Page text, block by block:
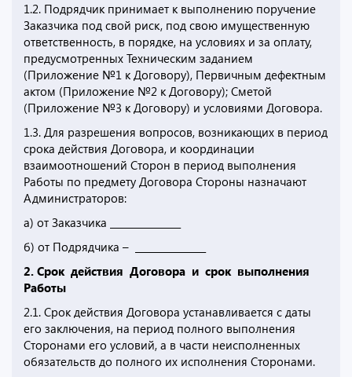
1.2. Подрядчик принимает к выполнению поручение
Заказчика под свой риск, под свою имущественную
ответственность, в порядке, на условиях и за оплату,
предусмотренных Техническим заданием
(Приложение №1 к Договору), Первичным дефектным
актом (Приложение №2 к Договору); Сметой
(Приложение №3 к Договору) и условиями Договора.
1.3. Для разрешения вопросов, возникающих в период
срока действия Договора, и координации
взаимоотношений Сторон в период выполнения
Работы по предмету Договора Стороны назначают
Администраторов:
а) от Заказчика _______________
б) от Подрядчика – _______________
2. Срок действия Договора и срок выполнения
Работы
2.1. Срок действия Договора устанавливается с даты
его заключения, на период полного выполнения
Сторонами его условий, а в части неисполненных
обязательств до полного их исполнения Сторонами.